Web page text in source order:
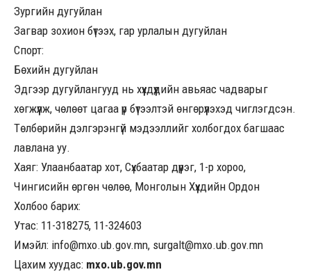
Зургийн дугуйлан
Загвар зохион бүтээх, гар урлалын дугуйлан
Спорт:
Бөхийн дугуйлан
Эдгээр дугуйлангууд нь хүүхдүүдийн авьяас чадварыг
хөгжүүлж, чөлөөт цагаа үр бүтээлтэй өнгөрүүлэхэд чиглэгдсэн.
Төлбөрийн дэлгэрэнгүй мэдээллийг холбогдох багшаас
лавлана уу.
Хаяг: Улаанбаатар хот, Сүхбаатар дүүрэг, 1-р хороо,
Чингисийн өргөн чөлөө, Монголын Хүүхдийн Ордон
Холбоо барих:
Утас: 11-318275, 11-324603
Имэйл: info@mxo.ub.gov.mn, surgalt@mxo.ub.gov.mn
Цахим хуудас: mxo.ub.gov.mn